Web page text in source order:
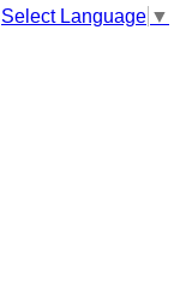
Select Language ▼